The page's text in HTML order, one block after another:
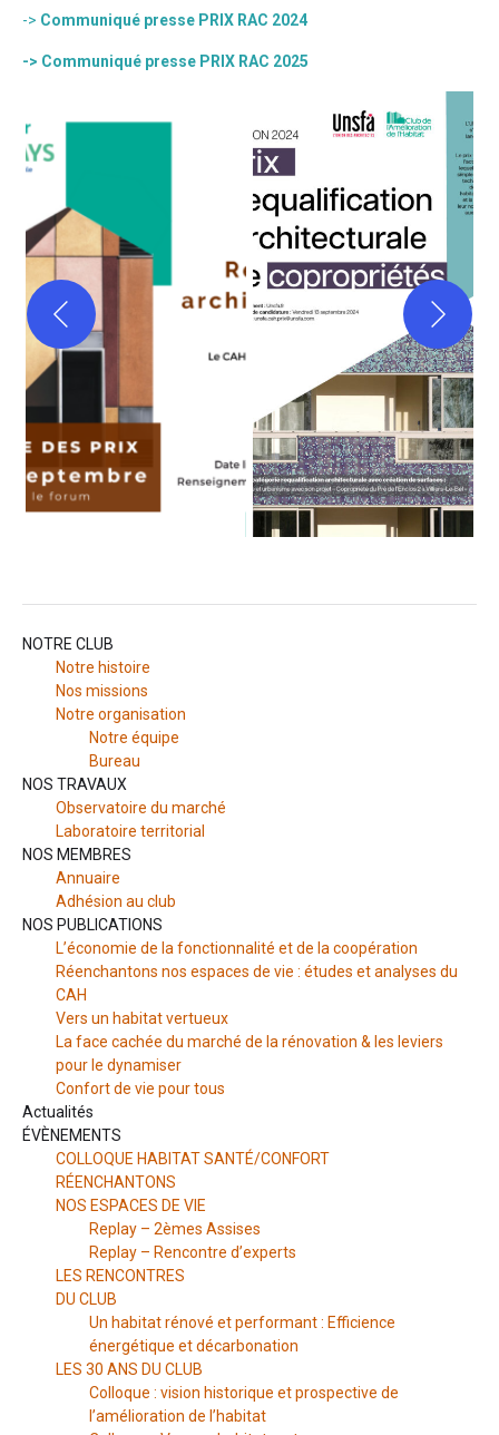
-> Communiqué presse PRIX RAC 2024
-> Communiqué presse PRIX RAC 2025
NOTRE CLUB
Notre histoire
Nos missions
Notre organisation
Notre équipe
Bureau
NOS TRAVAUX
Observatoire du marché
Laboratoire territorial
NOS MEMBRES
Annuaire
Adhésion au club
NOS PUBLICATIONS
L’économie de la fonctionnalité et de la coopération
Réenchantons nos espaces de vie : études et analyses du
CAH
Vers un habitat vertueux
La face cachée du marché de la rénovation & les leviers
pour le dynamiser
Confort de vie pour tous
Actualités
ÉVÈNEMENTS
COLLOQUE HABITAT SANTÉ/CONFORT
RÉENCHANTONS
NOS ESPACES DE VIE
Replay – 2èmes Assises
Replay – Rencontre d’experts
LES RENCONTRES
DU CLUB
Un habitat rénové et performant : Efficience
énergétique et décarbonation
LES 30 ANS DU CLUB
Colloque : vision historique et prospective de
l’amélioration de l’habitat